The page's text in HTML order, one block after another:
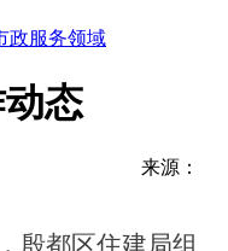
政服务领域
态
来源：